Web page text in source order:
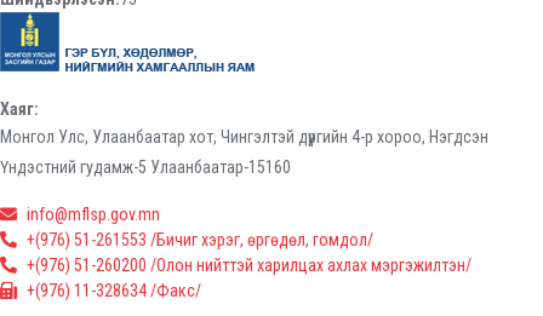
Хаяг:
Монгол Улс, Улаанбаатар хот, Чингэлтэй дүүргийн 4-р хороо, Нэгдсэн
Үндэстний гудамж-5 Улаанбаатар-15160
info@mflsp.gov.mn
+(976) 51-261553 /Бичиг хэрэг, өргөдөл, гомдол/
+(976) 51-260200 /Олон нийттэй харилцах ахлах мэргэжилтэн/
+(976) 11-328634 /Факс/